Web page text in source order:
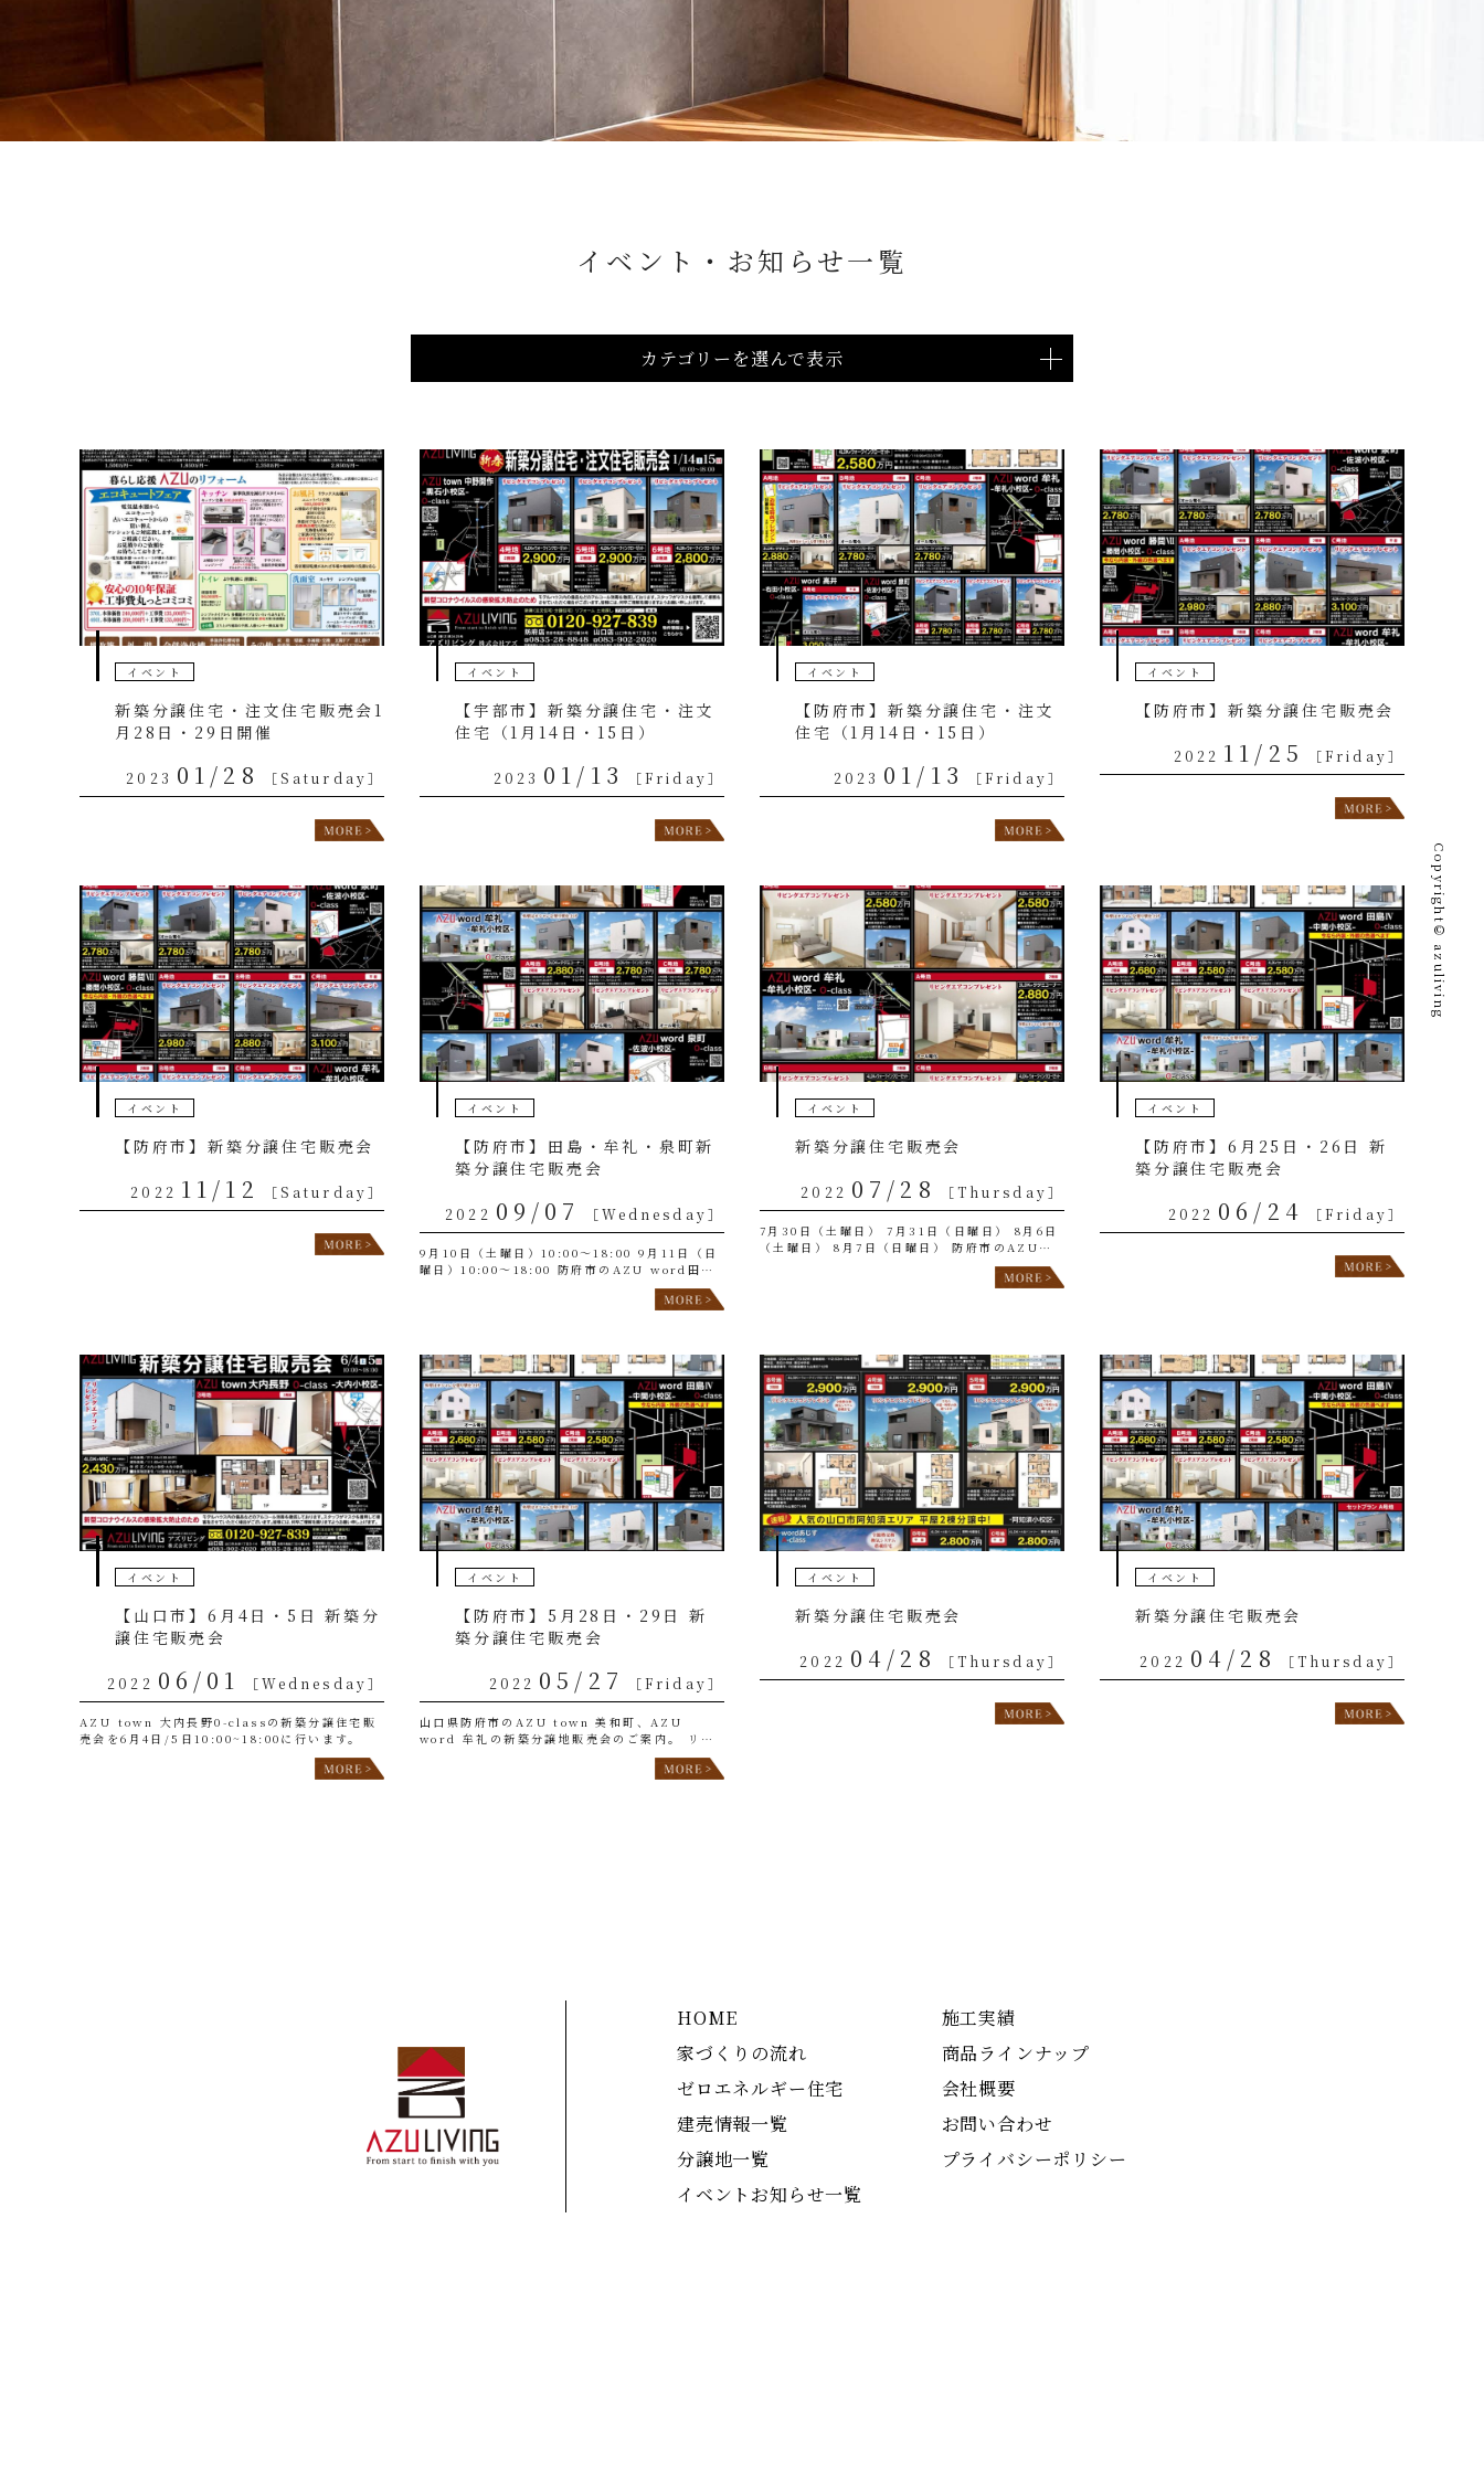
イベント・お知らせ一覧
カテゴリーを選んで表示
イベント
新築分譲住宅・注文住宅販売会1
月28日・29日開催
2023 01/28 ［Saturday］
イベント
【宇部市】新築分譲住宅・注文
住宅（1月14日・15日）
2023 01/13 ［Friday］
イベント
【防府市】新築分譲住宅・注文
住宅（1月14日・15日）
2023 01/13 ［Friday］
イベント
【防府市】新築分譲住宅販売会
2022 11/25 ［Friday］
イベント
【防府市】新築分譲住宅販売会
2022 11/12 ［Saturday］
イベント
【防府市】田島・牟礼・泉町新
築分譲住宅販売会
2022 09/07 ［Wednesday］
9月10日（土曜日）10:00〜18:00 9月11日（日
曜日）10:00〜18:00 防府市のAZU word田島
Ⅳ、AZU word 牟礼、AZU word 泉町の住宅
販売会を行います。 【小学校区】中関小校区、
イベント
新築分譲住宅販売会
2022 07/28 ［Thursday］
7月30日（土曜日） 7月31日（日曜日） 8月6日
（土曜日） 8月7日（日曜日） 防府市のAZU
word田島Ⅳ、AZU word 牟礼の住宅販売会を
行います。 【小学校区】中関小校区、牟礼小校
イベント
【防府市】6月25日・26日 新
築分譲住宅販売会
2022 06/24 ［Friday］
イベント
【山口市】6月4日・5日 新築分
譲住宅販売会
2022 06/01 ［Wednesday］
AZU town 大内長野0-classの新築分譲住宅販
売会を6月4日/5日10:00~18:00に行います。
イベント
【防府市】5月28日・29日 新
築分譲住宅販売会
2022 05/27 ［Friday］
山口県防府市のAZU town 美和町、AZU
word 牟礼の新築分譲地販売会のご案内。 リビ
ングエアコンプレゼント！今なら、内装・外観の
色選べます。 新型コロナウイルスの感染拡大防
イベント
新築分譲住宅販売会
2022 04/28 ［Thursday］
イベント
新築分譲住宅販売会
2022 04/28 ［Thursday］
HOME
家づくりの流れ
ゼロエネルギー住宅
建売情報一覧
分譲地一覧
イベントお知らせ一覧
施工実績
商品ラインナップ
会社概要
お問い合わせ
プライバシーポリシー
Copyright©︎ azuliving